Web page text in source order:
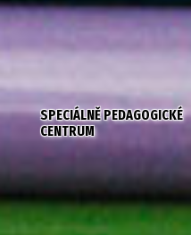
SPECIÁLNĚ PEDAGOGICKÉ
CENTRUM